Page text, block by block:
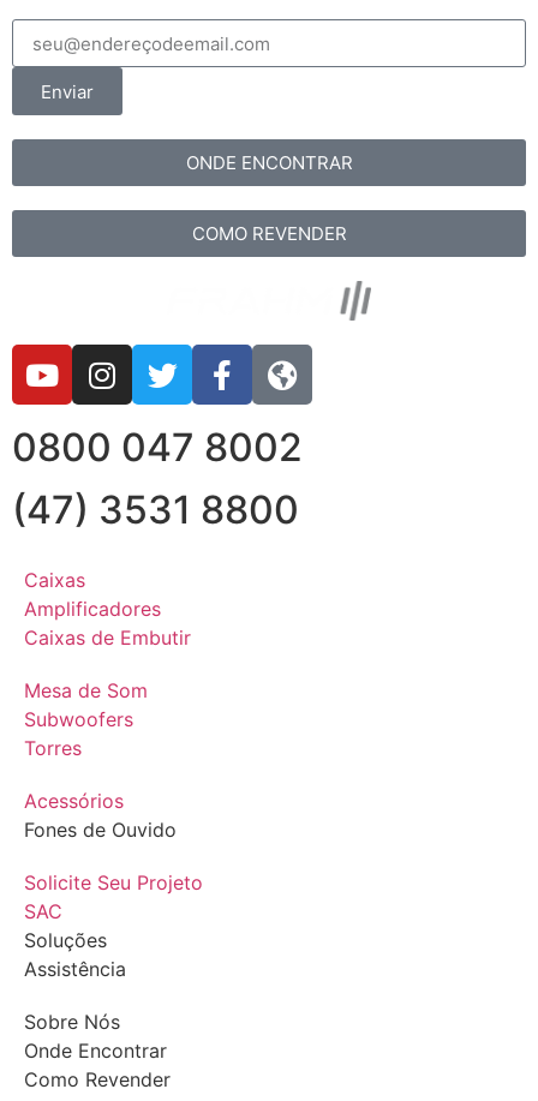
Enviar
ONDE ENCONTRAR
COMO REVENDER
0800 047 8002
(47) 3531 8800
Caixas
Amplificadores
Caixas de Embutir
Mesa de Som
Subwoofers
Torres
Acessórios
Fones de Ouvido
Solicite Seu Projeto
SAC
Soluções
Assistência
Sobre Nós
Onde Encontrar
Como Revender